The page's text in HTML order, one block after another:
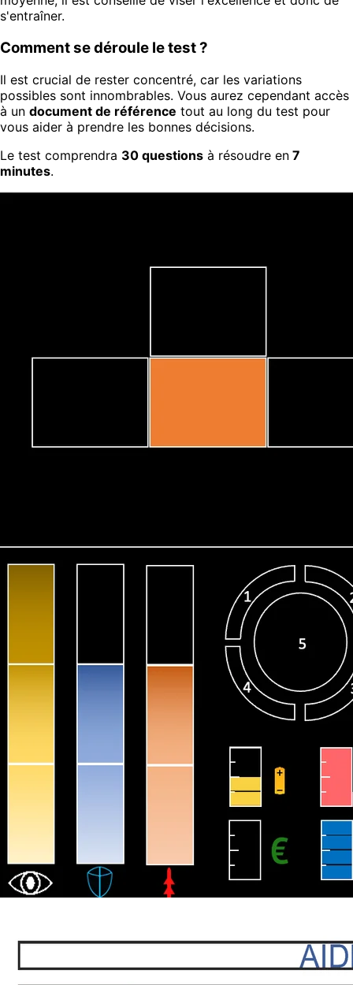
s'entraîner.
Comment se déroule le test ?
Il est crucial de rester concentré, car les variations
possibles sont innombrables. Vous aurez cependant accès
à un document de référence tout au long du test pour
vous aider à prendre les bonnes décisions.
Le test comprendra 30 questions à résoudre en 7
minutes.